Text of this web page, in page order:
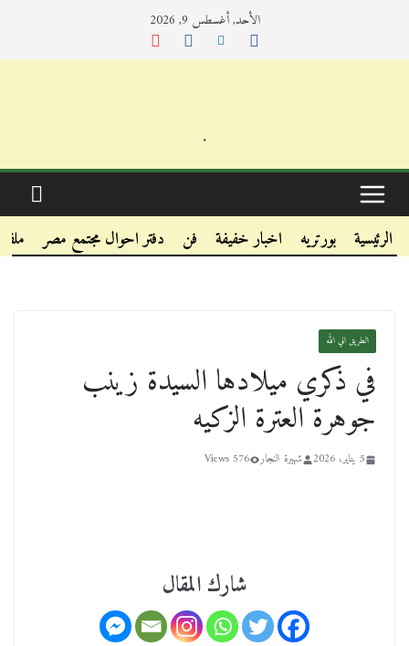
الأحد, أغسطس 9, 2026
.
.
.
الرئيسية بورتريه اخبار خفيفة فن دفتر احوال مجتمع مصر
الطريق الي الله
في ذكري ميلادها السيدة زينب
جوهرة العترة الزكيه
5 يناير، 2026 شهيرة النجار 576 Views
شارك المقال